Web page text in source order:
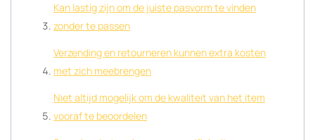
Kan lastig zijn om de juiste pasvorm te vinden
zonder te passen
Verzending en retourneren kunnen extra kosten
met zich meebrengen
Niet altijd mogelijk om de kwaliteit van het item
vooraf te beoordelen